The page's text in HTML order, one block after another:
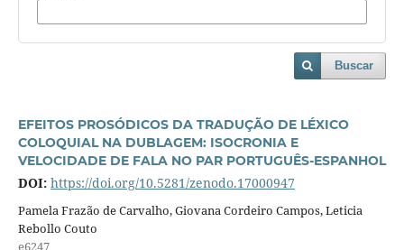
Buscar
EFEITOS PROSÓDICOS DA TRADUÇÃO DE LÉXICO
COLOQUIAL NA DUBLAGEM: ISOCRONIA E
VELOCIDADE DE FALA NO PAR PORTUGUÊS-ESPANHOL
DOI: https://doi.org/10.5281/zenodo.17000947
Pamela Frazão de Carvalho, Giovana Cordeiro Campos, Leticia
Rebollo Couto
e6247